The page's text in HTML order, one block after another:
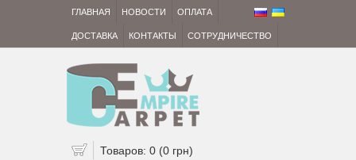
ГЛАВНАЯ НОВОСТИ ОПЛАТА
ДОСТАВКА КОНТАКТЫ СОТРУДНИЧЕСТВО
Товаров: 0 (0 грн)